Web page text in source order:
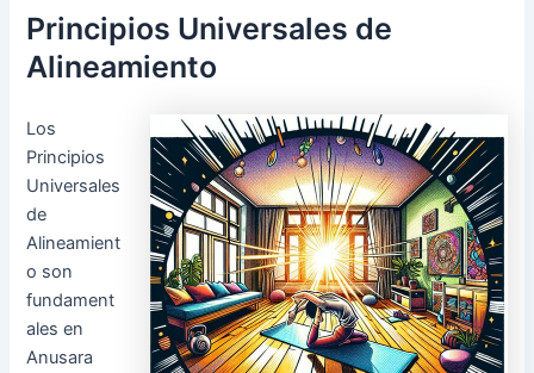
Principios Universales de
Alineamiento
Los
Principios
Universales
de
Alineamient
o son
fundament
ales en
Anusara